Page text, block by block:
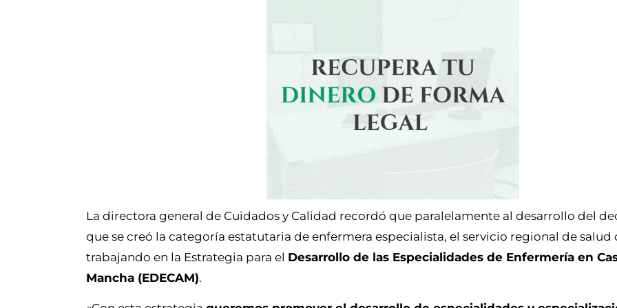
La directora general de Cuidados y Calidad recordó que paralelamente al desarrollo del
que se creó la categoría estatutaria de enfermera especialista, el servicio regional de salud
trabajando en la Estrategia para el Desarrollo de las Especialidades de Enfermería en
Mancha (EDECAM).